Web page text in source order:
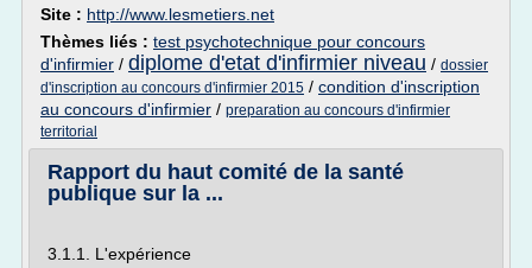
Site : http://www.lesmetiers.net
Thèmes liés : test psychotechnique pour concours
d'infirmier / diplome d'etat d'infirmier niveau / dossier
d'inscription au concours d'infirmier 2015 / condition d'inscription
au concours d'infirmier / preparation au concours d'infirmier
territorial
Rapport du haut comité de la santé
publique sur la ...
3.1.1. L'expérience